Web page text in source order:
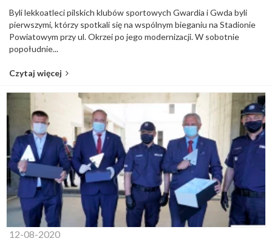
Byli lekkoatleci pilskich klubów sportowych Gwardia i Gwda byli
pierwszymi, którzy spotkali się na wspólnym bieganiu na Stadionie
Powiatowym przy ul. Okrzei po jego modernizacji. W sobotnie
popołudnie...
Czytaj więcej
12-08-2020